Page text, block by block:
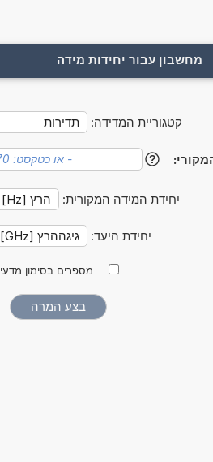
מחשבון עבור יחידות מידה
קטגוריית המדידה:
?
יחידת המידה המקורית:
יחידת היעד:
מספרים בסימון מדעי